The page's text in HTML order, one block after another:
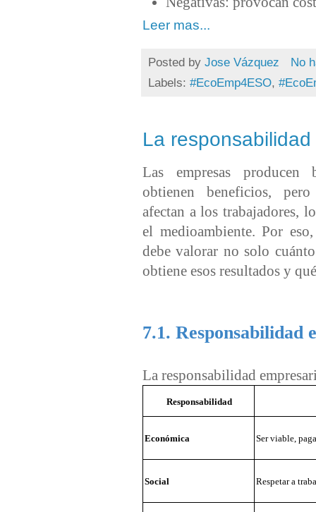
Leer mas...
Posted by Jose Vázquez
No
Labels: #EcoEmp4ESO,
La
Las empresas producen
obtienen beneficios,
afectan a los trabajadores,
el medioambiente. Por
debe valorar no solo
obtiene esos resultados y
7.1. Responsabilidad
La responsabilidad
Responsabilidad
Económica Ser viable,
Social Respetar a